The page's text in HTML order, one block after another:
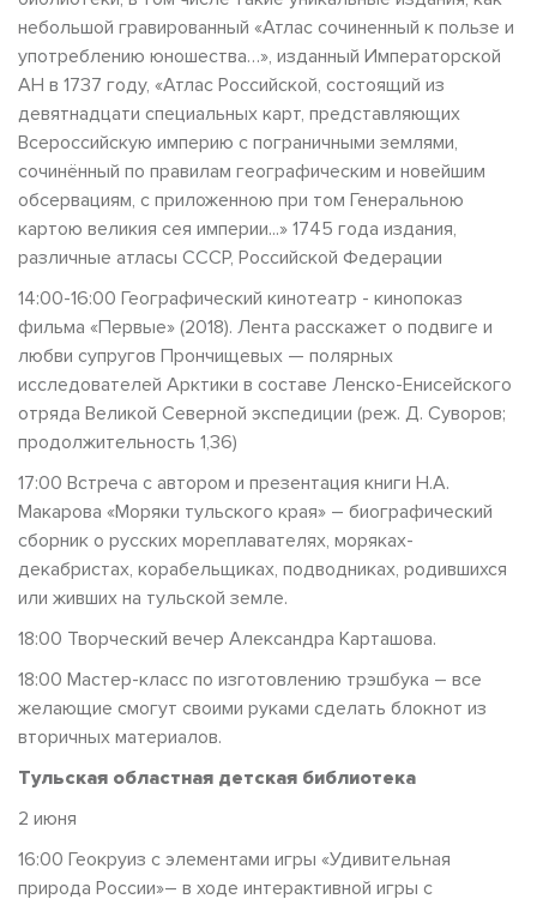
небольшой гравированный «Атлас сочиненный к пользе и
употреблению юношества…», изданный Императорской
АН в 1737 году, «Атлас Российской, состоящий из
девятнадцати специальных карт, представляющих
Всероссийскую империю с пограничными землями,
сочинённый по правилам географическим и новейшим
обсервациям, с приложенною при том Генеральною
картою великия сея империи...» 1745 года издания,
различные атласы СССР, Российской Федерации
14:00-16:00 Географический кинотеатр - кинопоказ
фильма «Первые» (2018). Лента расскажет о подвиге и
любви супругов Прончищевых — полярных
исследователей Арктики в составе Ленско-Енисейского
отряда Великой Северной экспедиции (реж. Д. Суворов;
продолжительность 1,36)
17:00 Встреча с автором и презентация книги Н.А.
Макарова «Моряки тульского края» – биографический
сборник о русских мореплавателях, моряках-
декабристах, корабельщиках, подводниках, родившихся
или живших на тульской земле.
18:00 Творческий вечер Александра Карташова.
18:00 Мастер-класс по изготовлению трэшбука – все
желающие смогут своими руками сделать блокнот из
вторичных материалов.
Тульская областная детская библиотека
2 июня
16:00 Геокруиз с элементами игры «Удивительная
природа России»– в ходе интерактивной игры с